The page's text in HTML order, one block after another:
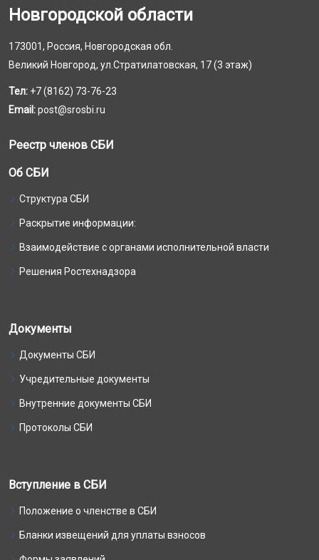
Новгородской области
173001, Россия, Новгородская обл.
Великий Новгород, ул.Стратилатовская, 17 (3 этаж)
Тел: +7 (8162) 73-76-23
Email:post@srosbi.ru
Реестр членов СБИ
Об СБИ
Структура СБИ
Раскрытие информации:
Взаимодействие с органами исполнительной власти
Решения Ростехнадзора
Документы
Документы СБИ
Учредительные документы
Внутренние документы СБИ
Протоколы СБИ
Вступление в СБИ
Положение о членстве в СБИ
Бланки извещений для уплаты взносов